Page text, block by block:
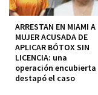
ARRESTAN EN MIAMI A
MUJER ACUSADA DE
APLICAR BÓTOX SIN
LICENCIA: una
operación encubierta
destapó el caso